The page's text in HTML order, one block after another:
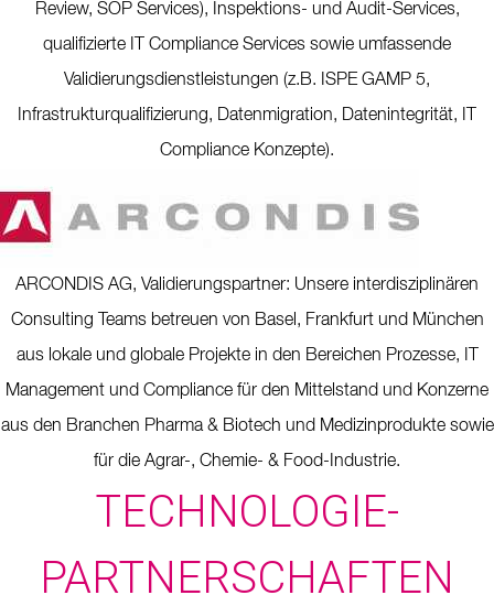
Review, SOP Services), Inspektions- und Audit-Services,
qualifizierte IT Compliance Services sowie umfassende
Validierungsdienstleistungen (z.B. ISPE GAMP 5,
Infrastrukturqualifizierung, Datenmigration, Datenintegrität, IT
Compliance Konzepte).
ARCONDIS AG, Validierungspartner: Unsere interdisziplinären
Consulting Teams betreuen von Basel, Frankfurt und München
aus lokale und globale Projekte in den Bereichen Prozesse, IT
Management und Compliance für den Mittelstand und Konzerne
aus den Branchen Pharma & Biotech und Medizinprodukte sowie
für die Agrar-, Chemie- & Food-Industrie.
TECHNOLOGIE-
PARTNERSCHAFTEN